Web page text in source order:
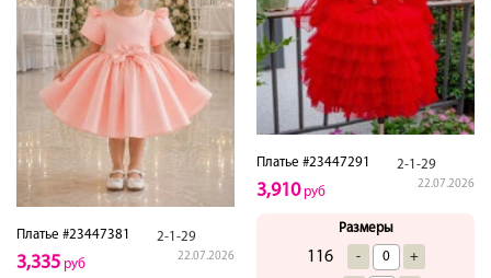
Платье #23447381 2-1-29
22.07.2026
3,335 руб
Платье #23447291 2-1-29
22.07.2026
3,910руб
Размеры
116 - +